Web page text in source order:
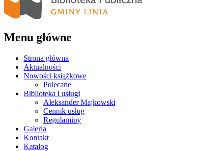
Menu główne
Strona główna
Aktualności
Nowości książkowe
Polecane
Biblioteka i usługi
Aleksander Majkowski
Cennik usług
Regulaminy
Galeria
Kontakt
Katalog